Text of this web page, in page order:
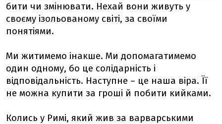
бити чи змінювати. Нехай вони живуть у
своєму ізольованому світі, за своїми
понятіями.
Ми житимемо інакше. Ми допомагатимемо
один одному, бо це солідарність і
відповідальність. Наступне – це наша віра. Її
не можна купити за гроші й побити кийками.
Колись у Римі, який жив за варварськими